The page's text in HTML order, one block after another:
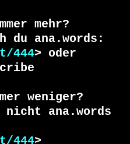
mehr?
du ana.words:
444
weniger?
ana.words
444>